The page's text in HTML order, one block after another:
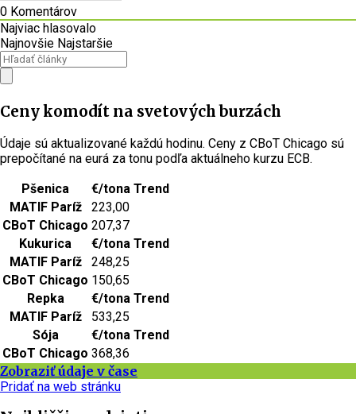
0 Komentárov
Najviac hlasovalo
Najnovšie Najstaršie
Ceny komodít na svetových burzách
Údaje sú aktualizované každú hodinu. Ceny z CBoT Chicago sú
prepočítané na eurá za tonu podľa aktuálneho kurzu ECB.
Pšenica
€/tona Trend
MATIF Paríž
223,00
CBoT Chicago 207,37
Kukurica
€/tona Trend
MATIF Paríž
248,25
CBoT Chicago 150,65
Repka
€/tona Trend
MATIF Paríž
533,25
Sója
€/tona Trend
CBoT Chicago 368,36
Zobraziť údaje v čase
Pridať na web stránku